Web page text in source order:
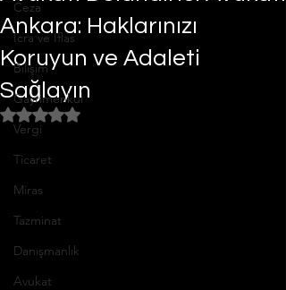
Ceza
İcra ve İflas
Bilişim
Gayrimenkul
Vergi
Ticaret
Miras
Tazminat
Danışmanlık
Avukat
Ankara: Haklarınızı
Koruyun ve Adaleti
Sağlayın
5 üzerinden NaN yıldız